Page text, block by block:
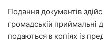
Подання документів
громадській приймальні
подаються в копіях із